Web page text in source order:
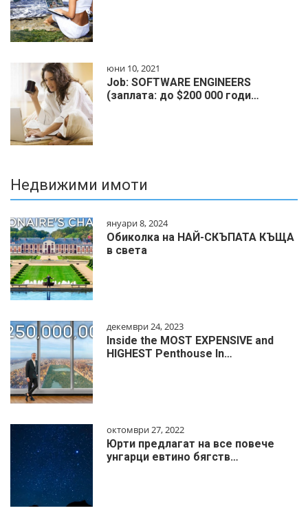
юни 10, 2021
Job: SOFTWARE ENGINEERS
(заплата: до $200 000 годи…
Недвижими имоти
януари 8, 2024
Обиколка на НАЙ-СКЪПАТА КЪЩА
в света
декември 24, 2023
Inside the MOST EXPENSIVE and
HIGHEST Penthouse In…
октомври 27, 2022
Юрти предлагат на все повече
унгарци евтино бягств…